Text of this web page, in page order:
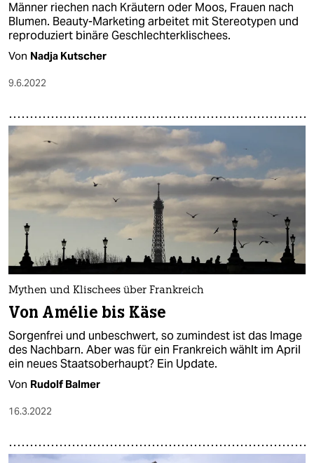
Männer riechen nach Kräutern oder Moos, Frauen nach
Blumen. Beauty-Marketing arbeitet mit Stereotypen und
reproduziert binäre Geschlechterklischees.
Von Nadja Kutscher
9.6.2022
Mythen und Klischees über Frankreich
Von Amélie bis Käse
Sorgenfrei und unbeschwert, so zumindest ist das Image
des Nachbarn. Aber was für ein Frankreich wählt im April
ein neues Staatsoberhaupt? Ein Update.
Von Rudolf Balmer
16.3.2022